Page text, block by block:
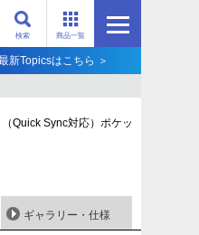
商品一覧
検索
新Topicsはこちら ＞
Quick Sync対応）ポケッ
ギャラリー・仕様